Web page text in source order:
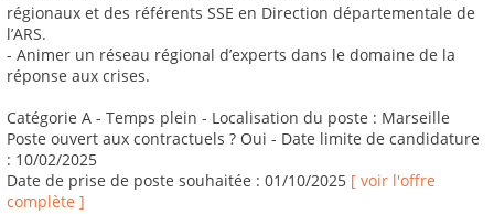
régionaux et des référents SSE en Direction départementale de
l’ARS.
- Animer un réseau régional d’experts dans le domaine de la
réponse aux crises.
Catégorie A - Temps plein - Localisation du poste : Marseille
Poste ouvert aux contractuels ? Oui - Date limite de candidature
: 10/02/2025
Date de prise de poste souhaitée : 01/10/2025 [ voir l'offre
complète ]